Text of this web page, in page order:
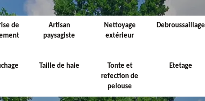
de
Artisan
paysagiste
Nettoyage
extérieur
Debroussaillage
Taille de haie
Tonte et
refection de
pelouse
Etetage